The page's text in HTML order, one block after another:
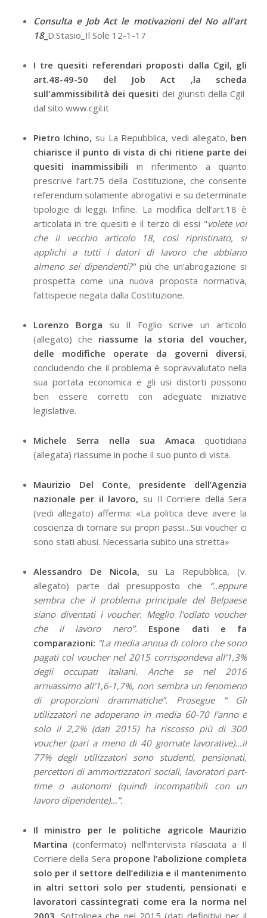
Consulta e Job Act le motivazioni del No all'art
18_ D.Stasio_Il Sole 12-1-17
I tre quesiti referendari proposti dalla Cgil, gli
art.48-49-50 del Job Act ,la scheda
sull'ammissibilità dei quesiti dei giuristi della Cgil
dal sito www.cgil.it
Pietro Ichino, su La Repubblica, vedi allegato, ben
chiarisce il punto di vista di chi ritiene parte dei
quesiti inammissibiliin riferimento a quanto
prescrive l’art.75 della Costituzione, che consente
referendum solamente abrogativi e su determinate
tipologie di leggi. Infine. La modifica dell’art.18 è
articolata in tre quesiti e il terzo di essi "volete voi
che il vecchio articolo 18, così ripristinato, si
applichi a tutti i datori di lavoro che abbiano
almeno sei dipendenti?" più che un’abrogazione si
prospetta come una nuova proposta normativa,
fattispecie negata dalla Costituzione.
Lorenzo Borga su Il Foglio scrive un articolo
(allegato) che riassume la storia del voucher,
delle modifiche operate da governi diversi,
concludendo che il problema è sopravvalutato nella
sua portata economica e gli usi distorti possono
ben essere corretti con adeguate iniziative
legislative.
Michele Serra nella sua Amacaquotidiana
(allegata) riassume in poche il suo punto di vista.
Maurizio Del Conte, presidente dell’Agenzia
nazionale per il lavoro, su Il Corriere della Sera
(vedi allegato) afferma: «La politica deve avere la
coscienza di tornare sui propri passi…Sui voucher ci
sono stati abusi. Necessaria subito una stretta»
Alessandro De Nicola, su La Repubblica, (v.
allegato) parte dal presupposto che “..eppure
sembra che il problema principale del Belpaese
siano diventati i voucher. Meglio l'odiato voucher
che il lavoro nero”. Espone dati e fa
comparazioni: “La media annua di coloro che sono
pagati col voucher nel 2015 corrispondeva all'1,3%
degli occupati italiani. Anche se nel 2016
arrivassimo all'1,6-1,7%, non sembra un fenomeno
di proporzioni drammatiche”. Prosegue “ Gli
utilizzatori ne adoperano in media 60-70 l'anno e
solo il 2,2% (dati 2015) ha riscosso più di 300
voucher (pari a meno di 40 giornate lavorative)…il
77% degli utilizzatori sono studenti, pensionati,
percettori di ammortizzatori sociali, lavoratori part-
time o autonomi (quindi incompatibili con un
lavoro dipendente)…”.
Il ministro per le politiche agricole Maurizio
Martina (confermato) nell’intervista rilasciata a Il
Corriere della Sera propone l’abolizione completa
solo per il settore dell’edilizia e il mantenimento
in altri settori solo per studenti, pensionati e
lavoratori cassintegrati come era la norma nel